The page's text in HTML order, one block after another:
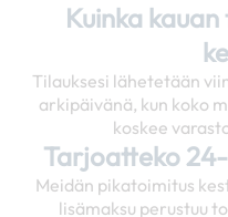
Kuinka
Tilauksesi lähetetään
arkipäivänä, kun koko
koskee
Tarjoatteko
Meidän pikatoimitus
lisämaksu perustuu